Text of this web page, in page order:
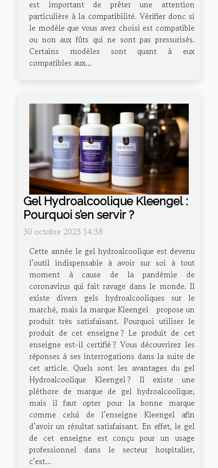
est important de prêter une attention
particulière à la compatibilité. Vérifier donc si
le modèle que vous avez choisi est compatible
ou non aux fûts qui ne sont pas pressurisés.
Certains modèles sont quant à eux
compatibles aux...
Gel Hydroalcoolique Kleengel :
Pourquoi s’en servir ?
30 octobre 2023 14:38
Cette année le gel hydroalcoolique est devenu
l’outil indispensable à avoir sur soi à tout
moment à cause de la pandémie de
coronavirus qui fait ravage dans le monde. Il
existe divers gels hydroalcooliques sur le
marché, mais la marque Kleengel propose un
produit très satisfaisant. Pourquoi utiliser le
produit de cet enseigne ? Le produit de cet
enseigne est-il certifié ? Vous découvrirez les
réponses à ses interrogations dans la suite de
cet article. Quels sont les avantages du gel
Hydroalcoolique Kleengel ? Il existe une
pléthore de marque de gel hydroalcoolique,
mais il faut opter pour la bonne marque
comme celui de l’enseigne Kleengel afin
d’avoir un résultat satisfaisant. En effet, le gel
de cet enseigne est conçu pour un usage
professionnel dans le secteur hospitalier,
c’est...